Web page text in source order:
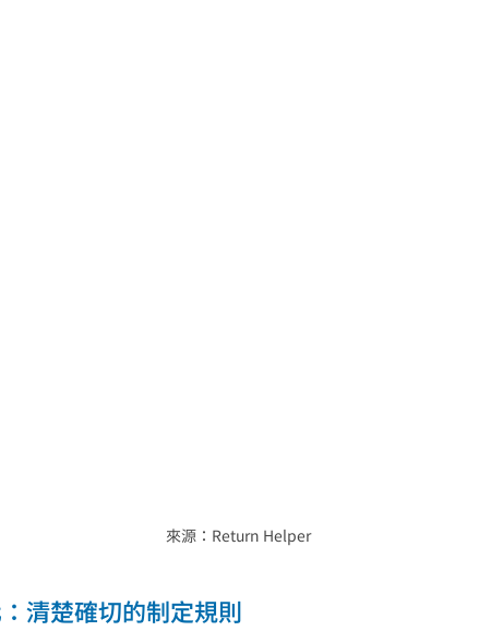
來源：Return Helper
清楚確切的制定規則